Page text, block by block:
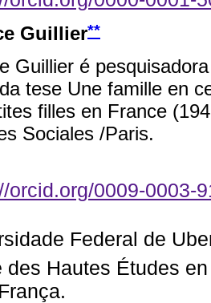
Guillier**
Guillier é
tese Une famille en
filles en France
Sociales /Paris.
orcid.org/0009-0003-
Federal de
des Hautes Études